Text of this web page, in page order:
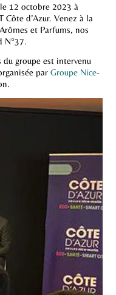
12 octobre 2023 à
Côte d’Azur. Venez à la
et Parfums, nos
N°37.
groupe est intervenu
parGroupe Nice-